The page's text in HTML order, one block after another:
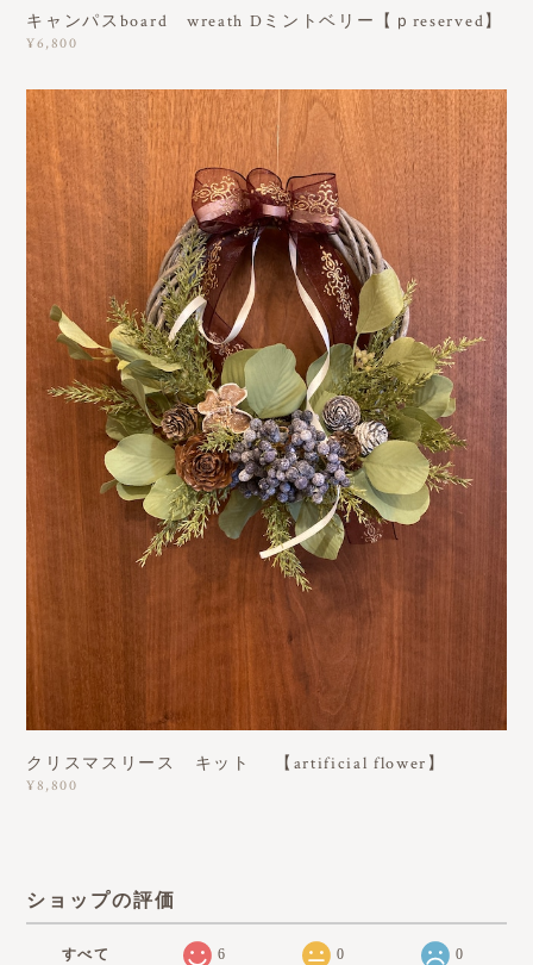
キャンパスboard wreath Dミントベリー【ｐreserved】
¥6,800
クリスマスリース キット 【artificial flower】
¥8,800
ショップの評価
すべて 6 0 0